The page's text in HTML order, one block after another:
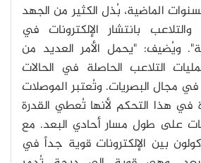
الماضية، بُذل الكثير من الجهد
بانتشار الإلكترونات في
ويُضيف: "يحمل الأمر العديد من
التلاعب الحاصلة في الحالات
في مجال البصريات. وتُعتبر الموصلات
في هذا التحكم لأنها تُعطي القدرة
على طول مسار أحادي البعد. مع
بين الإلكترونات قوية جداً في